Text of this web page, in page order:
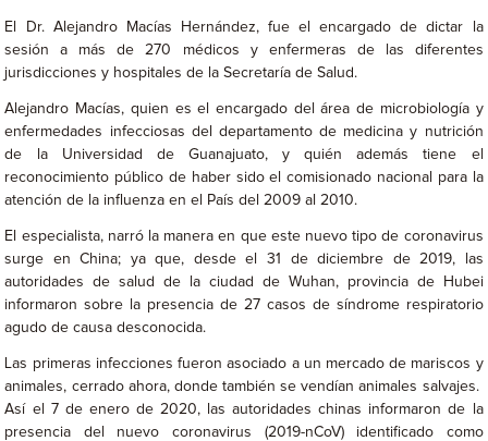
El Dr. Alejandro Macías Hernández, fue el encargado de dictar la
sesión a más de 270 médicos y enfermeras de las diferentes
jurisdicciones y hospitales de la Secretaría de Salud.
Alejandro Macías, quien es el encargado del área de microbiología y
enfermedades infecciosas del departamento de medicina y nutrición
de la Universidad de Guanajuato, y quién además tiene el
reconocimiento público de haber sido el comisionado nacional para la
atención de la influenza en el País del 2009 al 2010.
El especialista, narró la manera en que este nuevo tipo de coronavirus
surge en China; ya que, desde el 31 de diciembre de 2019, las
autoridades de salud de la ciudad de Wuhan, provincia de Hubei
informaron sobre la presencia de 27 casos de síndrome respiratorio
agudo de causa desconocida.
Las primeras infecciones fueron asociado a un mercado de mariscos y
animales, cerrado ahora, donde también se vendían animales salvajes.
Así el 7 de enero de 2020, las autoridades chinas informaron de la
presencia del nuevo coronavirus (2019-nCoV) identificado como